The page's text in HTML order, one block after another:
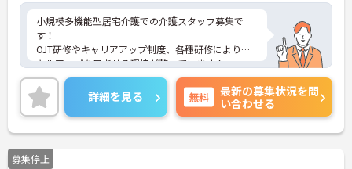
小規模多機能型居宅介護での介護スタッフ募集で
す！
OJT研修やキャリアアップ制度、各種研修によりス
キルアップを目指せる環境が整っています！
また、公休や年次有給休暇の他、企業独自の休暇で
しっかりお休みがとれ、残業も少なめなのでプライ
ベートも大切にできます。
ご興味ある方には、面接のポイントなど、さらに詳
細をお話致しますのでお気軽にご相談ください。
詳細を見る 無料
最新の募集状況を問
い合わせる
募集停止